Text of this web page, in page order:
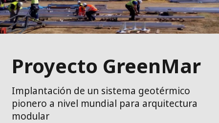
Proyecto GreenMar
Implantación de un sistema geotérmico
pionero a nivel mundial para arquitectura
modular